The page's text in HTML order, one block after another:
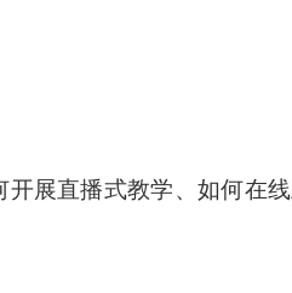
展直播式教学、如何在